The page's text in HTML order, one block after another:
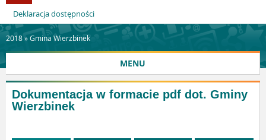
Deklaracja dostępności
2018 »Gmina Wierzbinek
MENU
Dokumentacja w formacie pdf dot. Gminy
Wierzbinek